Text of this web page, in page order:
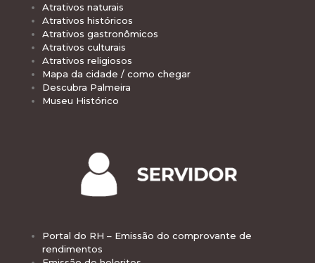
Atrativos naturais
Atrativos históricos
Atrativos gastronômicos
Atrativos culturais
Atrativos religiosos
Mapa da cidade / como chegar
Descubra Palmeira
Museu Histórico
Portal do RH – Emissão do comprovante de
rendimentos